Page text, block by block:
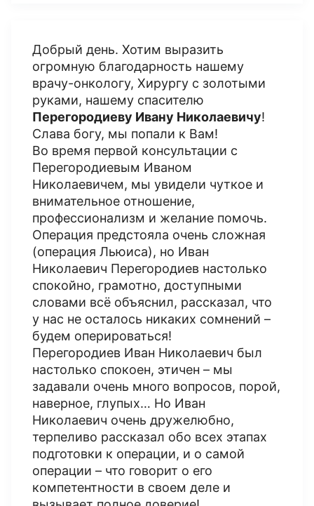
Добрый день. Хотим выразить
огромную благодарность нашему
врачу-онкологу, Хирургу с золотыми
руками, нашему спасителю
Перегородиеву Ивану Николаевичу!
Слава богу, мы попали к Вам!
Во время первой консультации с
Перегородиевым Иваном
Николаевичем, мы увидели чуткое и
внимательное отношение,
профессионализм и желание помочь.
Операция предстояла очень сложная
(операция Льюиса), но Иван
Николаевич Перегородиев настолько
спокойно, грамотно, доступными
словами всё объяснил, рассказал, что
у нас не осталось никаких сомнений –
будем оперироваться!
Перегородиев Иван Николаевич был
настолько спокоен, этичен – мы
задавали очень много вопросов, порой,
наверное, глупых… Но Иван
Николаевич очень дружелюбно,
терпеливо рассказал обо всех этапах
подготовки к операции, и о самой
операции – что говорит о его
компетентности в своем деле и